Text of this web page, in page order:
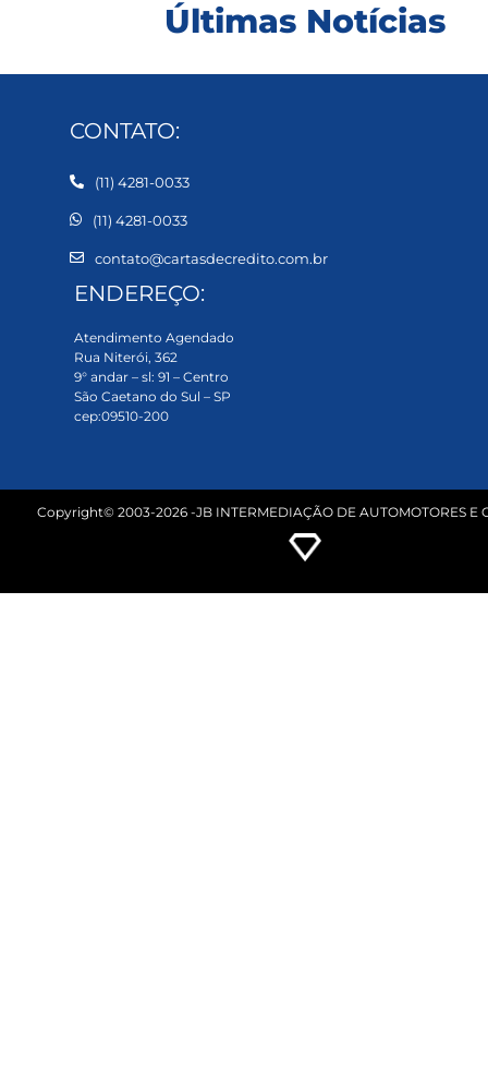
Últimas Notícias
CONTATO:
(11) 4281-0033
(11) 4281-0033
contato@cartasdecredito.com.br
ENDEREÇO:
Atendimento Agendado
Rua Niterói, 362
9° andar – sl: 91 – Centro
São Caetano do Sul – SP
cep:09510-200
Copyright© 2003-2026 -JB INTERMEDIAÇÃO DE AUTOMOTORES E